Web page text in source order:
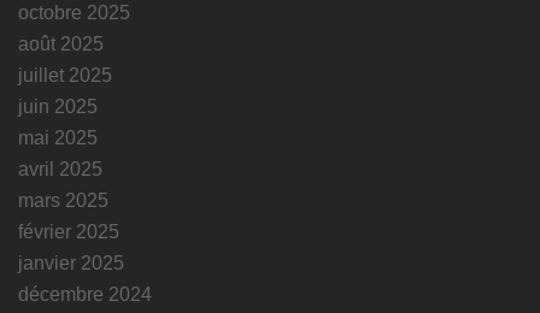
octobre 2025
août 2025
juillet 2025
juin 2025
mai 2025
avril 2025
mars 2025
février 2025
janvier 2025
décembre 2024